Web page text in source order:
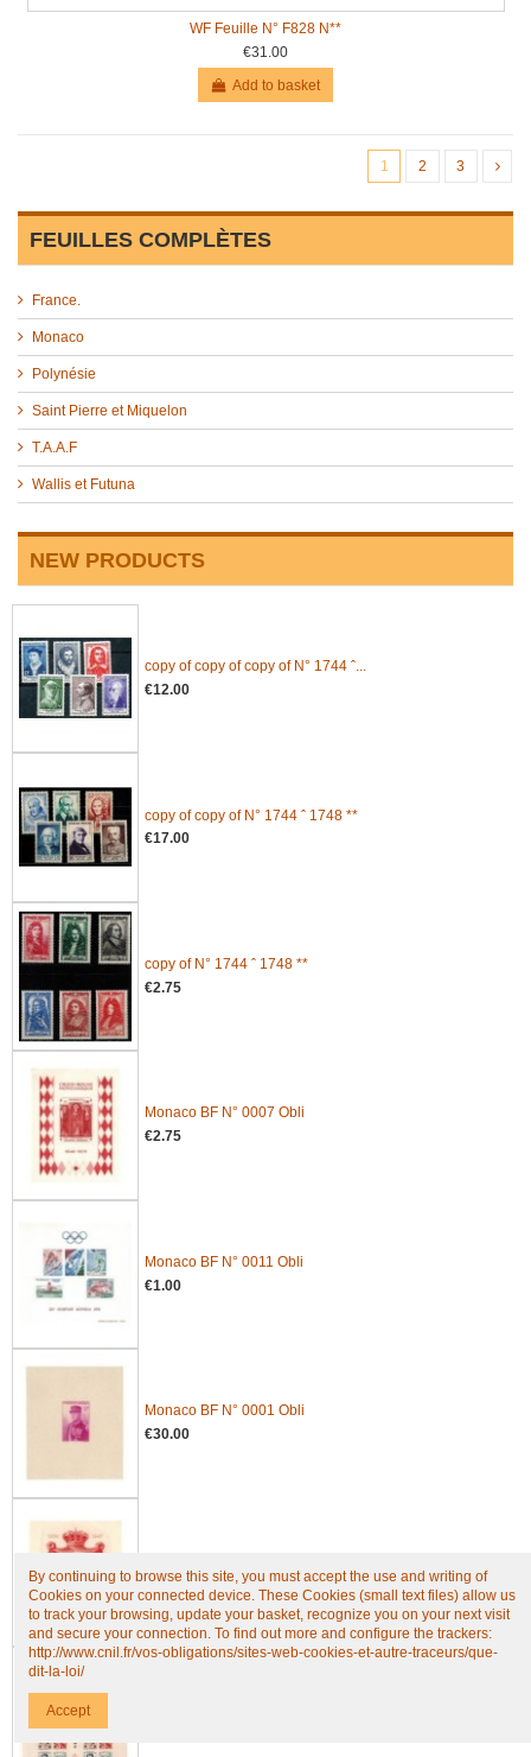
WF Feuille N° F828 N**
€31.00
Add to basket
1 2 3
FEUILLES COMPLÈTES
France.
Monaco
Polynésie
Saint Pierre et Miquelon
T.A.A.F
Wallis et Futuna
NEW PRODUCTS
copy of copy of copy of N° 1744 ˆ...
€12.00
copy of copy of N° 1744 ˆ 1748 **
€17.00
copy of N° 1744 ˆ 1748 **
€2.75
Monaco BF N° 0007 Obli
€2.75
Monaco BF N° 0011 Obli
€1.00
Monaco BF N° 0001 Obli
€30.00
€7.50
By continuing to browse this site, you must accept the use and writing of
Cookies on your connected device. These Cookies (small text files) allow us
to track your browsing, update your basket, recognize you on your next visit
and secure your connection. To find out more and configure the trackers:
http://www.cnil.fr/vos-obligations/sites-web-cookies-et-autre-traceurs/que-
dit-la-loi/
Accept